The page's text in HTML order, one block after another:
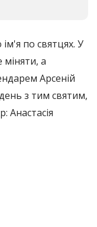
по святцях. У
а
Арсеній
з тим святим,
Анастасія